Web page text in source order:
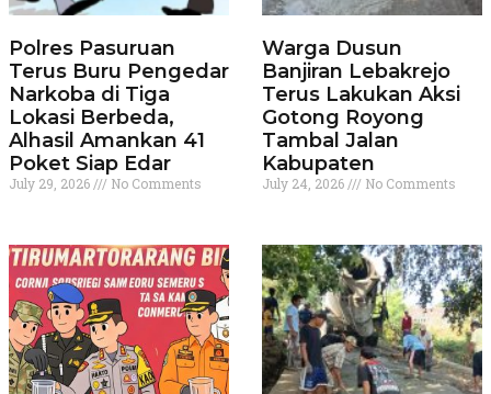
Polres Pasuruan
Terus Buru Pengedar
Narkoba di Tiga
Lokasi Berbeda,
Alhasil Amankan 41
Poket Siap Edar
July 29, 2026 No Comments
Warga Dusun
Banjiran Lebakrejo
Terus Lakukan Aksi
Gotong Royong
Tambal Jalan
Kabupaten
July 24, 2026 No Comments